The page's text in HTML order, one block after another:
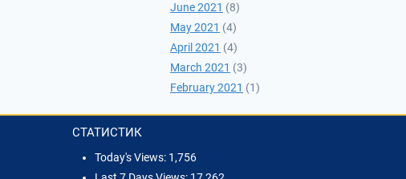
June 2021 (8)
May 2021 (4)
April 2021 (4)
March 2021 (3)
February 2021 (1)
СТАТИСТИК
Today's Views: 1,756